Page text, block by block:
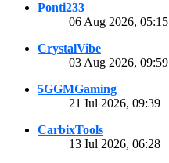
Ponti233
06 Aug 2026, 05:15
CrystalVibe
03 Aug 2026, 09:59
5GGMGaming
21 Iul 2026, 09:39
CarbixTools
13 Iul 2026, 06:28